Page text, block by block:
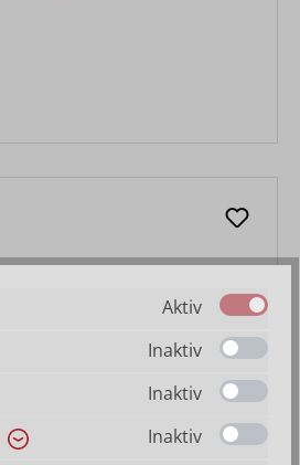
Aktiv
Inaktiv
Inaktiv
Inaktiv